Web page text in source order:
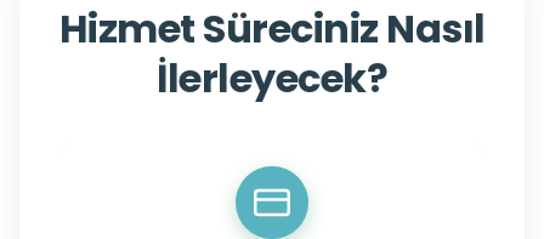
Hizmet Süreciniz Nasıl
İlerleyecek?